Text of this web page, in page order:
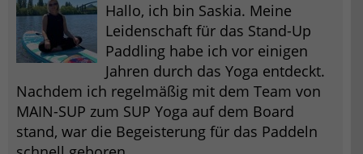
Hallo, ich bin Saskia. Meine
Leidenschaft für das Stand-Up
Paddling habe ich vor einigen
Jahren durch das Yoga entdeckt.
Nachdem ich regelmäßig mit dem Team von
MAIN-SUP zum SUP Yoga auf dem Board
stand, war die Begeisterung für das Paddeln